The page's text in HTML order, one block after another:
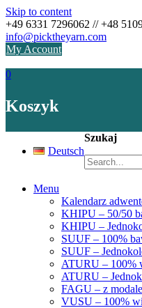
Skip to content
+49 6331 7296062 // +48
info@picktheyarn.com
My Account
0
Koszyk
Deutsch
Szukaj
Menu
Kalendarz
KHIPU – 50/50
KHIPU –
SUUF – 100%
SUUF –
ATURU – 100%
ATURU –
FAGU – z
VUSU – 100%